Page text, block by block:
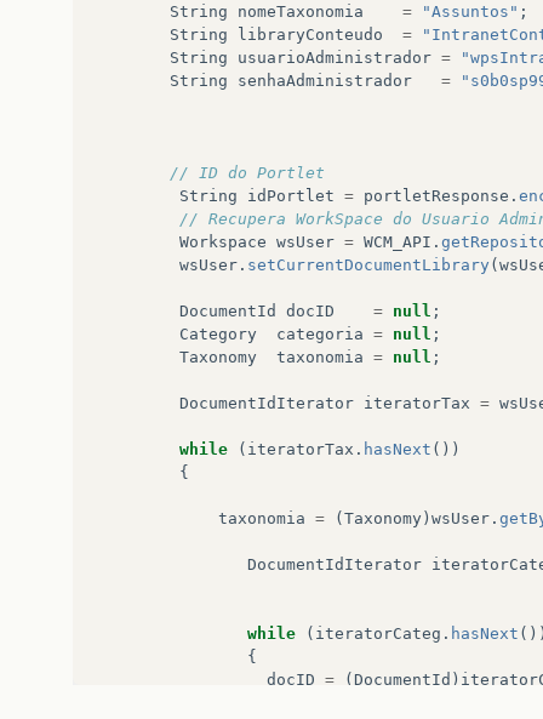
String
nomeTaxonomia = "Assuntos" ;
String
libraryConteudo =
String
usuarioAdministrador =
String
senhaAdministrador =
// ID do Portlet
String
idPortlet = portletResponse .
// Recupera WorkSpace do Usuario
Workspace wsUser = WCM_API .
wsUser . setCurrentDocumentLibrary (
DocumentId docID = null ;
Category
categoria = null ;
Taxonomy
taxonomia = null ;
DocumentIdIterator iteratorTax =
while ( iteratorTax . hasNext ())
{
taxonomia = ( Taxonomy ) wsUser .
DocumentIdIterator
while ( iteratorCateg . hasNext
{
docID = ( DocumentId )